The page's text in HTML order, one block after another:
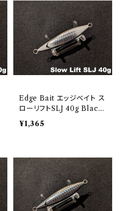
Edge Bait エッジベイト ス
ローリフトSLJ 40g Black
Edge Glow
¥1,365